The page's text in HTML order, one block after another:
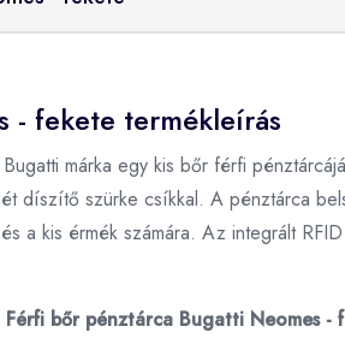
- fekete termékleírás
márka egy kis bőr férfi
díszítő szürke csíkkal. A pénztárca
a kis érmék számára. Az integrált
Férfi bőr pénztárca Bugatti Neomes -